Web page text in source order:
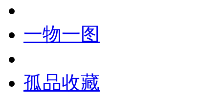
一物一图
孤品收藏